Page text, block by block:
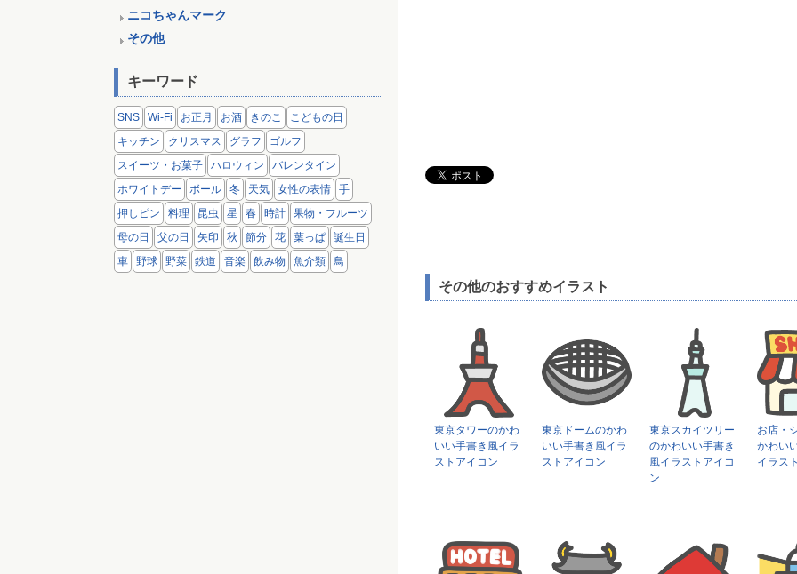
その他のおすすめイラスト
東京タワーのかわ
いい手書き風イラ
ストアイコン
東京ドームのかわ
いい手書き風イラ
ストアイコン
東京スカイツリー
のかわいい手書き
風イラストアイコ
ン
お店・
かわい
イラス
ニコちゃんマーク
その他
キーワード
SNS Wi-Fi お正月 お酒 きのこ
こどもの日
キッチン
クリスマス グラフ
ゴルフ
スイーツ・お菓子
ハロウィン
バレンタイン
ホワイトデー
ボール 冬 天気 女性の表情
手
押しピン
料理 昆虫 星 春 時計
果物・フルーツ
母の日
父の日 矢印 秋 節分 花 葉っぱ
誕生日
車
野球 野菜 鉄道 音楽 飲み物 魚介類 鳥